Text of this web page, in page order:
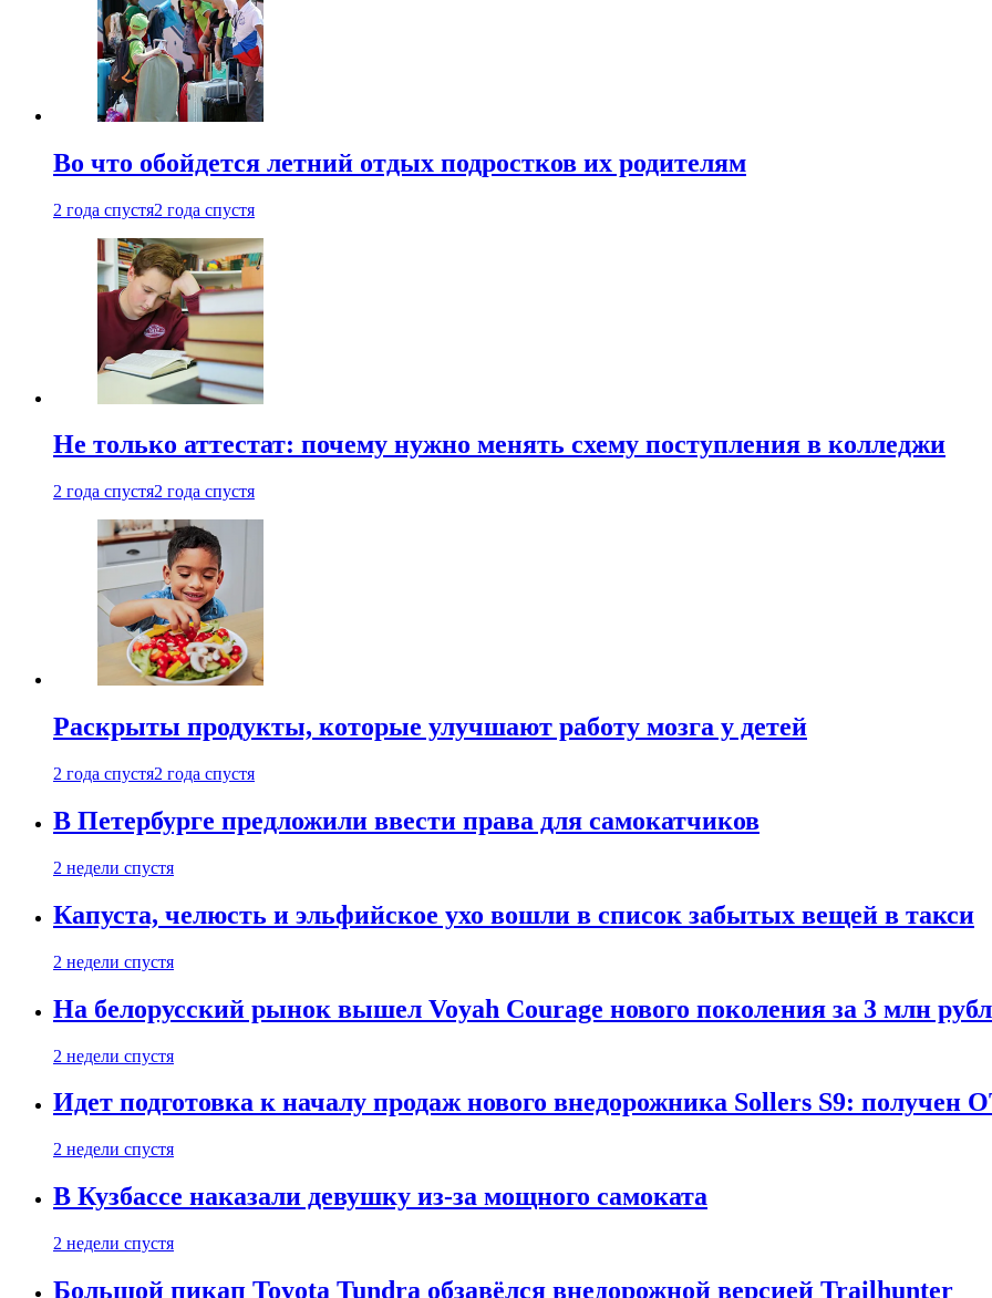
Во что обойдется летний отдых подростков их родителям
2 года спустя2 года спустя
Не только аттестат: почему нужно менять схему поступления в колледжи
2 года спустя2 года спустя
Раскрыты продукты, которые улучшают работу мозга у детей
2 года спустя2 года спустя
В Петербурге предложили ввести права для самокатчиков
2 недели спустя
Капуста, челюсть и эльфийское ухо вошли в список забытых вещей в такси
2 недели спустя
На белорусский рынок вышел Voyah Courage нового поколения за 3 млн
2 недели спустя
Идет подготовка к началу продаж нового внедорожника Sollers S9: получен
2 недели спустя
В Кузбассе наказали девушку из-за мощного самоката
2 недели спустя
Большой пикап Toyota Tundra обзавёлся внедорожной версией Trailhunter